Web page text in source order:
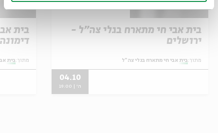
בית אבי חי מתארח בגלי צה"ל -
ירושלים
מתוך: בית אבי חי מתארח בגלי צה"ל
04.10
ה' | 19:00
בית
מתוך: בית